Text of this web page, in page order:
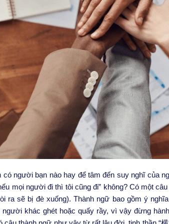
có người bạn nào hay để tâm đến suy nghĩ của
mọi người đi thì tôi cũng đi” không? Có một
ra sẽ bị đè xuống). Thành ngữ bao gồm ý
khác ghét hoặc quấy rầy, vì vậy đừng